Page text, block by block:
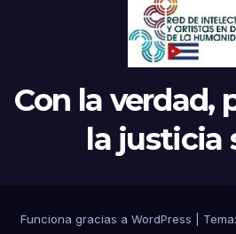
Con la verdad,
la justicia
Funciona gracias a WordPress